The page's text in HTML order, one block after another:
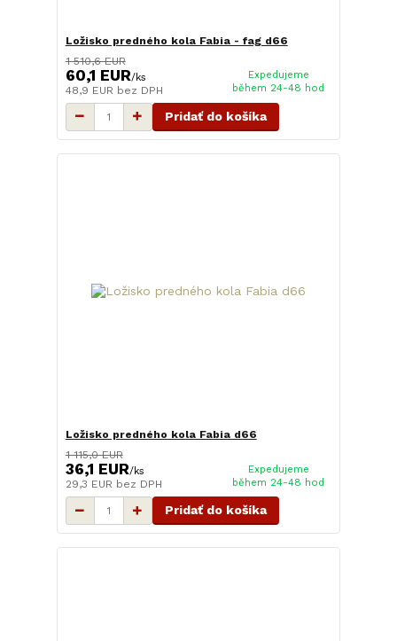
Ložisko predného kola Fabia - fag d66
1 510,6 EUR
60,1 EUR/ks
48,9 EUR bez DPH
Expedujeme
během 24-48 hod
Pridať do košíka
Ložisko predného kola Fabia d66
1 115,0 EUR
36,1 EUR/ks
29,3 EUR bez DPH
Expedujeme
během 24-48 hod
Pridať do košíka